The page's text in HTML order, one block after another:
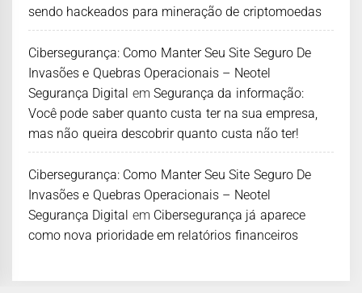
sendo hackeados para mineração de criptomoedas
Cibersegurança: Como Manter Seu Site Seguro De
Invasões e Quebras Operacionais – Neotel
Segurança Digital em Segurança da informação:
Você pode saber quanto custa ter na sua empresa,
mas não queira descobrir quanto custa não ter!
Cibersegurança: Como Manter Seu Site Seguro De
Invasões e Quebras Operacionais – Neotel
Segurança Digital em Cibersegurança já aparece
como nova prioridade em relatórios financeiros